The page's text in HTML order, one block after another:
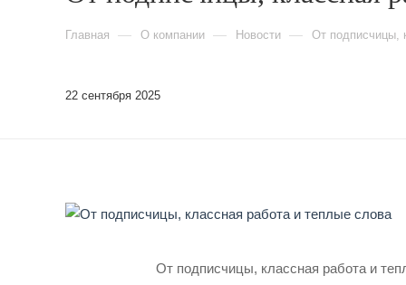
Главная — О компании — Новости — От подписчицы,
22 сентября 2025
От подписчицы, классная работа и